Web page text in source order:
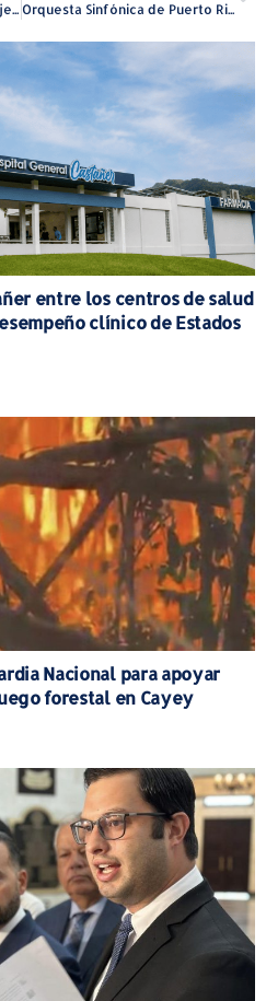
Puerto Rico recibe 19 mil pasajeros y la llegada del nuevo MSC Grandiosa Orquesta Sinfónica de Puerto Rico abre nueva función de su Parrandón Sinfónico
entre los centros de salud
clínico de Estados
Nacional para apoyar
forestal en Cayey